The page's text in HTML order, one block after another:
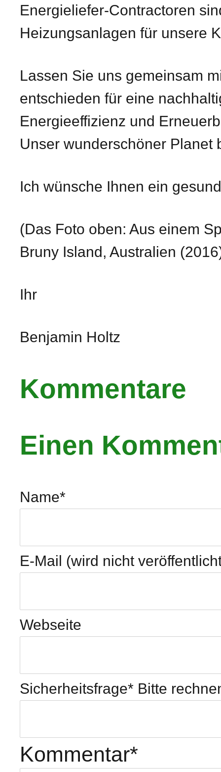
Energieliefer-Contractoren
Heizungsanlagen für unsere
Lassen Sie uns gemeinsam
entschieden für eine
Energieeffizienz und
Unser wunderschöner Planet
Ich wünsche Ihnen ein
(Das Foto oben: Aus einem
Bruny Island, Australien
Ihr
Benjamin Holtz
Kommentare
Einen
Name*
E-Mail (wird nicht
Webseite
Sicherheitsfrage* Bitte
Kommentar*